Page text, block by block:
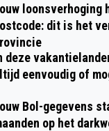
loonsverhoging
dit is het
deze
eenvoudig of
Bol-gegevens
op het